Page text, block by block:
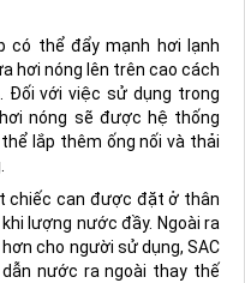
thể đẩy mạnh hơi lạnh
hơi nóng lên trên cao cách
Đối với việc sử dụng trong
nóng sẽ được hệ thống
lắp thêm ống nối và thải
chiếc can được đặt ở thân
lượng nước đầy. Ngoài ra
cho người sử dụng, SAC
nước ra ngoài thay thế